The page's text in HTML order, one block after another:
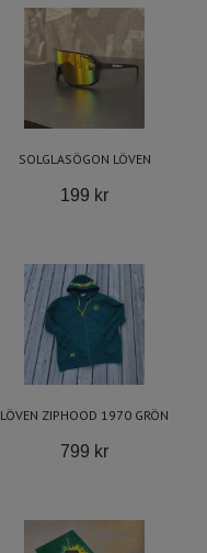
SOLGLASÖGON LÖVEN
199 kr
LÖVEN ZIPHOOD 1970 GRÖN
799 kr